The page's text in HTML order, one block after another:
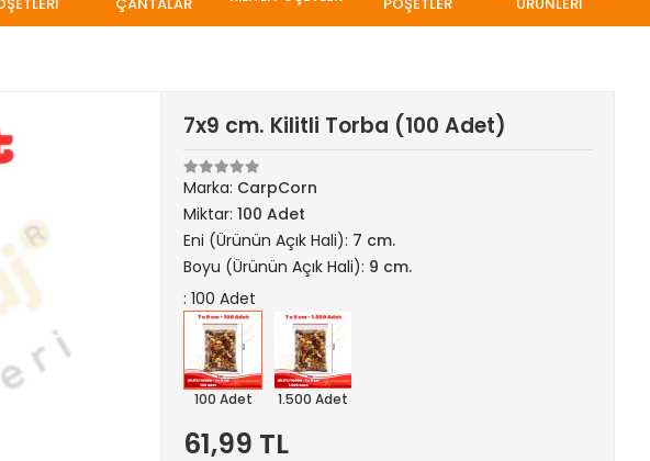
7x9 cm. Kilitli Torba (100 Adet)
Marka: CarpCorn
Miktar:100 Adet
Eni (Ürünün Açık Hali): 7 cm.
Boyu (Ürünün Açık Hali): 9 cm.
: 100 Adet
100 Adet 1.500 Adet
61,99 TL